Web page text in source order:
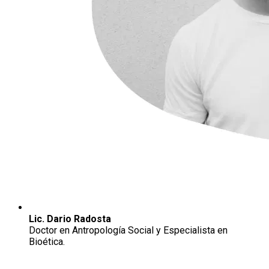
Lic. Dario Radosta
Doctor en Antropología Social y Especialista en
Bioética.